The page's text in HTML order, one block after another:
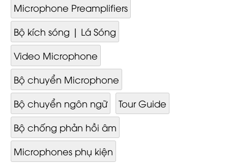
Microphone Preamplifiers
Bộ kích sóng | Lá Sóng
Video Mi­cro­phone
Bộ chuyển Microphone
Bộ chuyển ngôn ngữ
Tour Guide
Bộ chống phản hồi âm
Microphones phụ kiện